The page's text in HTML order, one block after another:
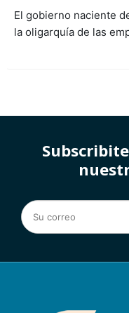
El gobierno naciente
la oligarquía de las